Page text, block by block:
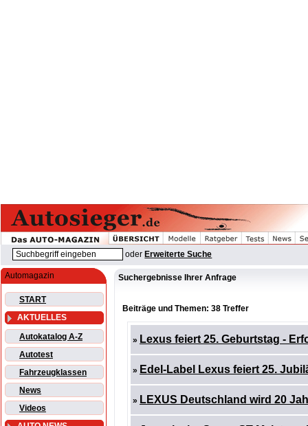
oder Erweiterte Suche
Automagazin
START
AKTUELLES
Autokatalog A-Z
Autotest
Fahrzeugklassen
News
Videos
Suchergebnisse Ihrer Anfrage
Beiträge und Themen: 38 Treffer
» Lexus feiert 25. Geburtstag -
» Edel-Label Lexus feiert 25.
» LEXUS Deutschland wird 20